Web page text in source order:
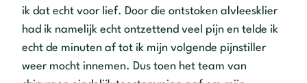
ik dat echt voor lief. Door die ontstoken alvleesklier
had ik namelijk echt ontzettend veel pijn en telde ik
echt de minuten af tot ik mijn volgende pijnstiller
weer mocht innemen. Dus toen het team van